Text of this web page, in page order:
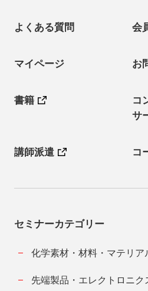
よくある質問 会
マイページ お
書籍
コ
サ
講師派遣 コ
セミナーカテゴリー
化学素材・材料・マテリア
先端製品・エレクトロニク